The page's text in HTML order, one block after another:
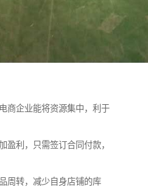
商企业能将资源集中，利于
盈利，只需签订合同付款，
周转，减少自身店铺的库